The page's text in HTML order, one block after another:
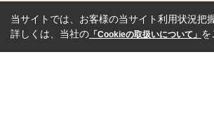
当サイトでは、お客様の当サイト利用状況把
詳しくは、当社の 「Cookieの取扱いについて」 を